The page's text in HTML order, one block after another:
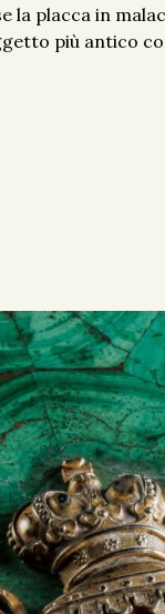
la placca in
più antico